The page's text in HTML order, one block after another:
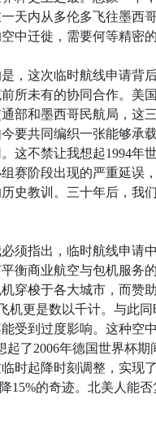
天内从多伦多飞往墨西
中迁徙，需要何等精密
，这次临时航线申请背
所未有的协同合作。美
部和墨西哥民航局，这
要共同编织一张能够承
这不禁让我想起1994年
赛阶段出现的严重延误
史教训。三十年后，我
须指出，临时航线申请
衡商业航空与包机服务
穿梭于各大城市，而赞
机更是数以千计。与此
受到过度影响。这种空
起了2006年德国世界杯期
时起降时刻调整，实现
15%的奇迹。北美人能